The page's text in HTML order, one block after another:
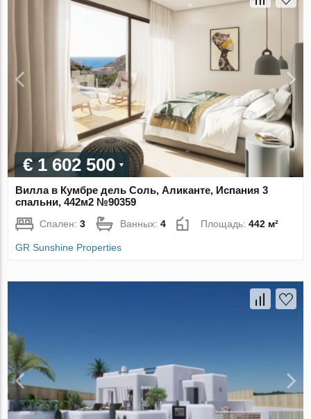
€ 1 602 500
Вилла в Кумбре дель Соль, Аликанте, Испания 3
спальни, 442м2 №90359
Спален:3 Ванных:4 Площадь:442 м²
GR Sunshine Properties